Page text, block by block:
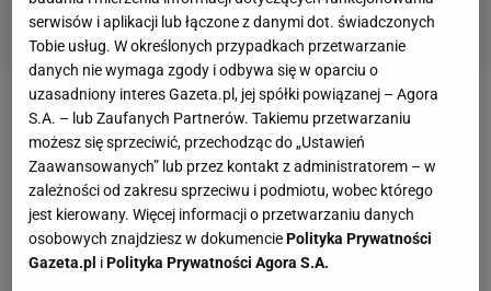
Zobacz wideoNajgorszy mecz Lewandowskiego w
kadrze? Kosecki: Robert był myślami na testach
medycznych. Może czas na koniec?
Czesi komentują przegrany mecz na mundialu
serwisów i aplikacji lub łączone z danymi dot. świadczonych
Tobie usług. W określonych przypadkach przetwarzanie
danych nie wymaga zgody i odbywa się w oparciu o
uzasadniony interes Gazeta.pl, jej spółki powiązanej – Agora
S.A. – lub Zaufanych Partnerów. Takiemu przetwarzaniu
możesz się sprzeciwić, przechodząc do „Ustawień
Zaawansowanych” lub przez kontakt z administratorem – w
zależności od zakresu sprzeciwu i podmiotu, wobec którego
jest kierowany. Więcej informacji o przetwarzaniu danych
osobowych znajdziesz w dokumenciePolityka Prywatności
Gazeta.pl iPolityka Prywatności Agora S.A.